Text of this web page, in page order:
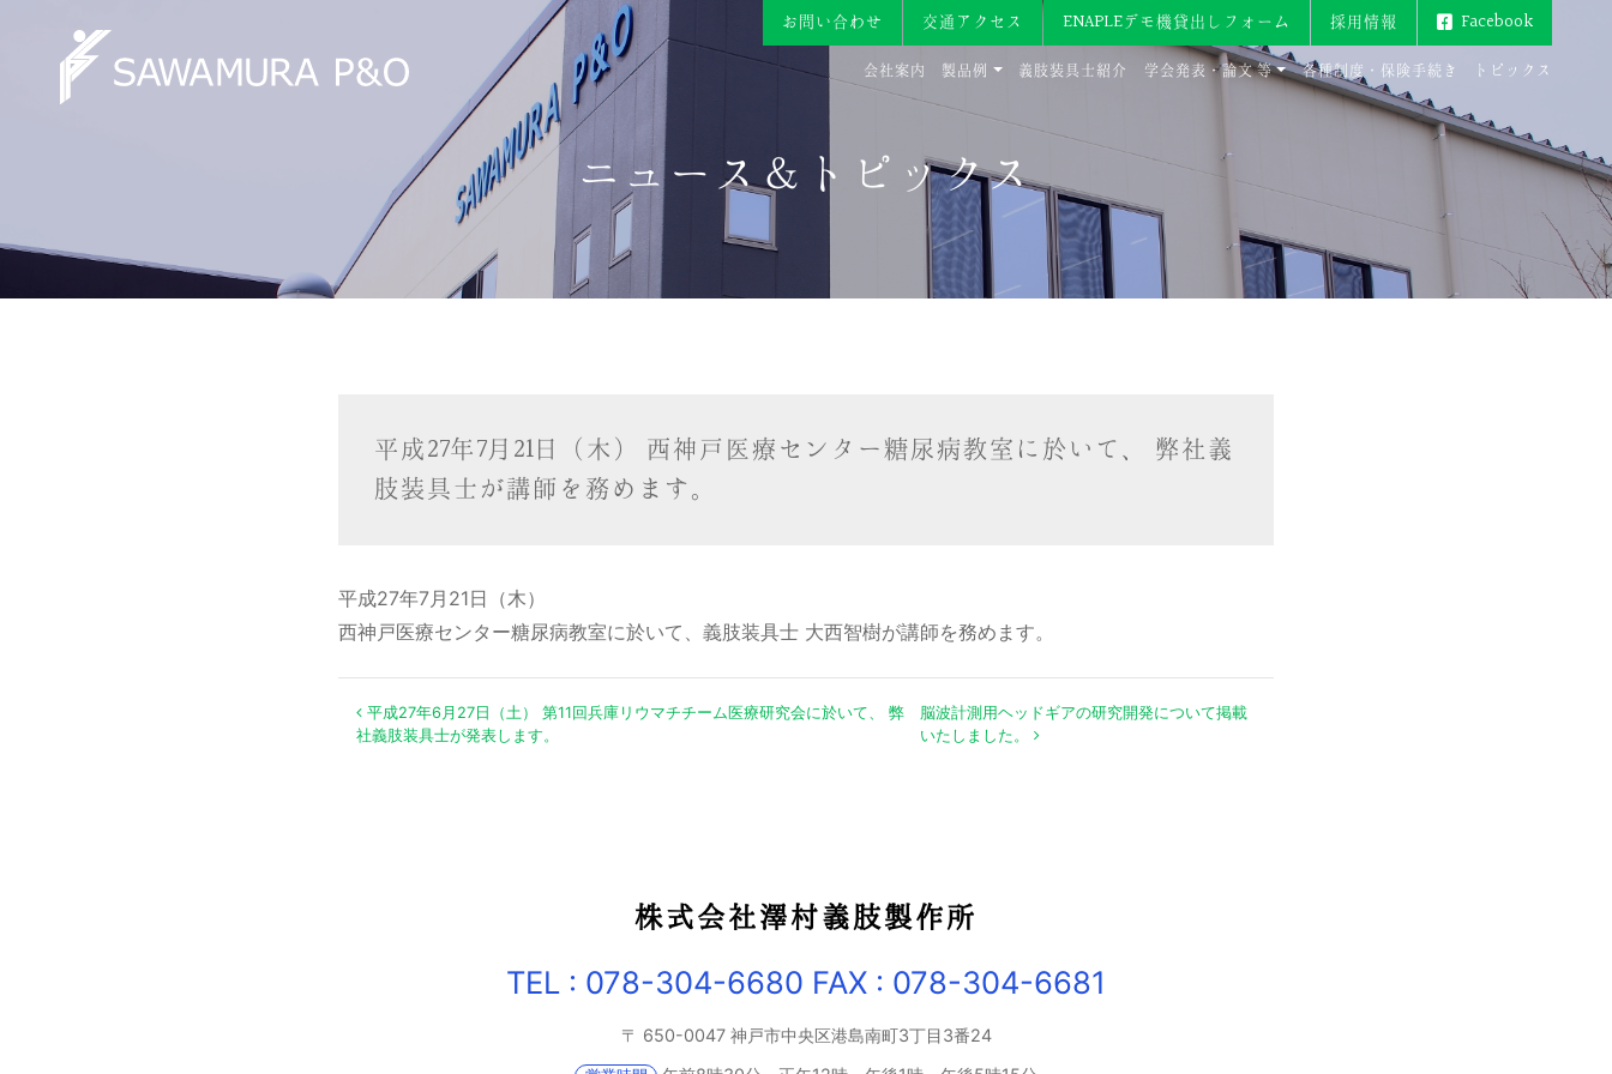
お問い合わせ 交通アクセス ENAPLEデモ機貸出しフォーム 採用情報 Facebook
会社案内 製品例 義肢装具士紹介 学会発表・論文 等 各種制度・保険手続き トピックス
ニュース＆トピックス
平成27年7月21日（木） 西神戸医療センター糖尿病教室に於いて、 弊社義
肢装具士が講師を務めます。
平成27年7月21日（木）
西神戸医療センター糖尿病教室に於いて、義肢装具士 大西智樹が講師を務めます。
投稿ナビゲーション
平成27年6月27日（土） 第11回兵庫リウマチチーム医療研究会に於いて、 弊
社義肢装具士が発表します。
脳波計測用ヘッドギアの研究開発について掲載
いたしました。
株式会社澤村義肢製作所
TEL : 078-304-6680 FAX : 078-304-6681
〒 650-0047 神戸市中央区港島南町3丁目3番24